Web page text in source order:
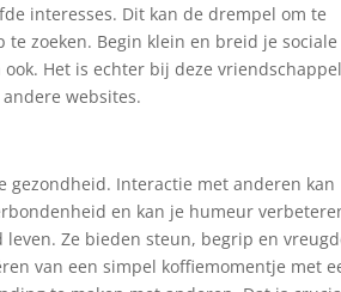
interesses. Dit kan de drempel om te
zoeken. Begin klein en breid je sociale
Het is echter bij deze
websites.
gezondheid. Interactie met anderen kan
en kan je humeur
Ze bieden steun, begrip en
van een simpel koffiemomentje met